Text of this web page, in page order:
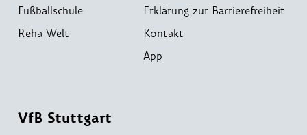
Fußballschule
Reha-Welt
Erklärung zur Barrierefreiheit
Kontakt
App
VfB Stuttgart